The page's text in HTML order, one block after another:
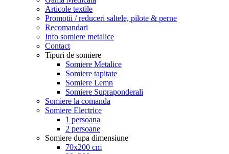
Articole textile
Promotii / reduceri saltele, pilote & perne
Recomandari
Info somiere metalice
Contact
Tipuri de somiere
Somiere Metalice
Somiere tapitate
Somiere Lemn
Somiere Supraponderali
Somiere la comanda
Somiere Electrice
1 persoana
2 persoane
Somiere dupa dimensiune
70x200 cm